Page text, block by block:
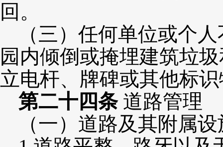
回。
（三）任何单位或个
园内倾倒或掩埋建筑垃
立电杆、牌碑或其他标
第二十四条 道路管理
（一）道路及其附属